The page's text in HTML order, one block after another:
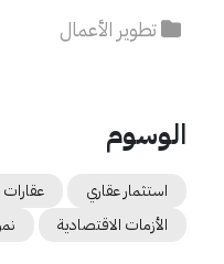
تطوير الأعمال
الوسوم
استثمار عقاري
الأزمات الاقتصادية